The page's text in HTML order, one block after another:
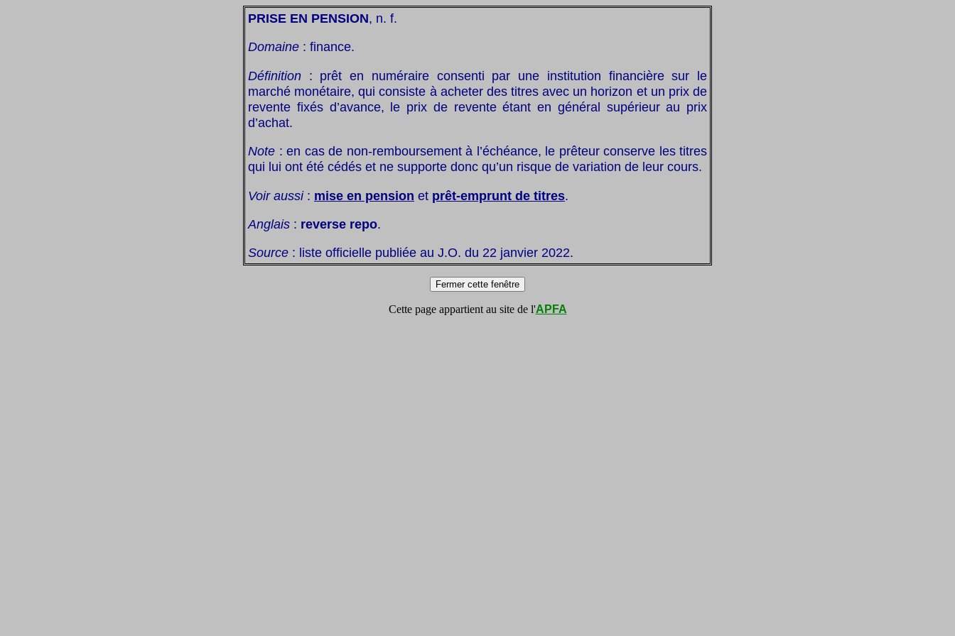
PRISE EN PENSION, n. f.
Domaine : finance.
Définition : prêt en numéraire consenti par une institution financière sur le
marché monétaire, qui consiste à acheter des titres avec un horizon et un prix de
revente fixés d’avance, le prix de revente étant en général supérieur au prix
d’achat.
Note : en cas de non-remboursement à l’échéance, le prêteur conserve les titres
qui lui ont été cédés et ne supporte donc qu’un risque de variation de leur cours.
Voir aussi: mise en pension et prêt-emprunt de titres.
Anglais : reverse repo.
Source : liste officielle publiée au J.O. du 22 janvier 2022.
Cette page appartient au site de l'APFA